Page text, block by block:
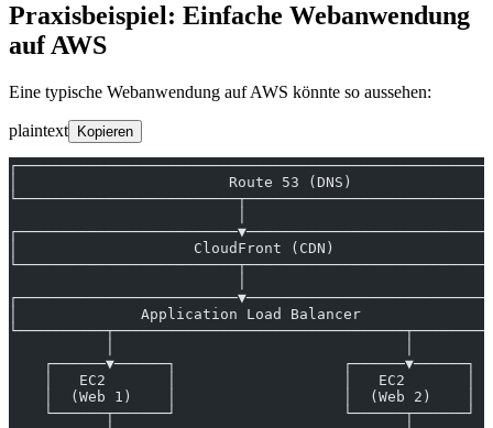
Praxisbeispiel: Einfache Webanwendung
auf AWS
Eine typische Webanwendung auf AWS könnte so aussehen:
plaintext Kopieren
│                        Route 53 (DNS)
│                    CloudFront (CDN)
│              Application Load Balancer
    ┌──────▼──────┐                   ┌──────▼──────┐
    │   EC2       │                   │   EC2       │
    │  (Web 1)    │                   │  (Web 2)    │
    └──────┬──────┘                   └──────┬──────┘